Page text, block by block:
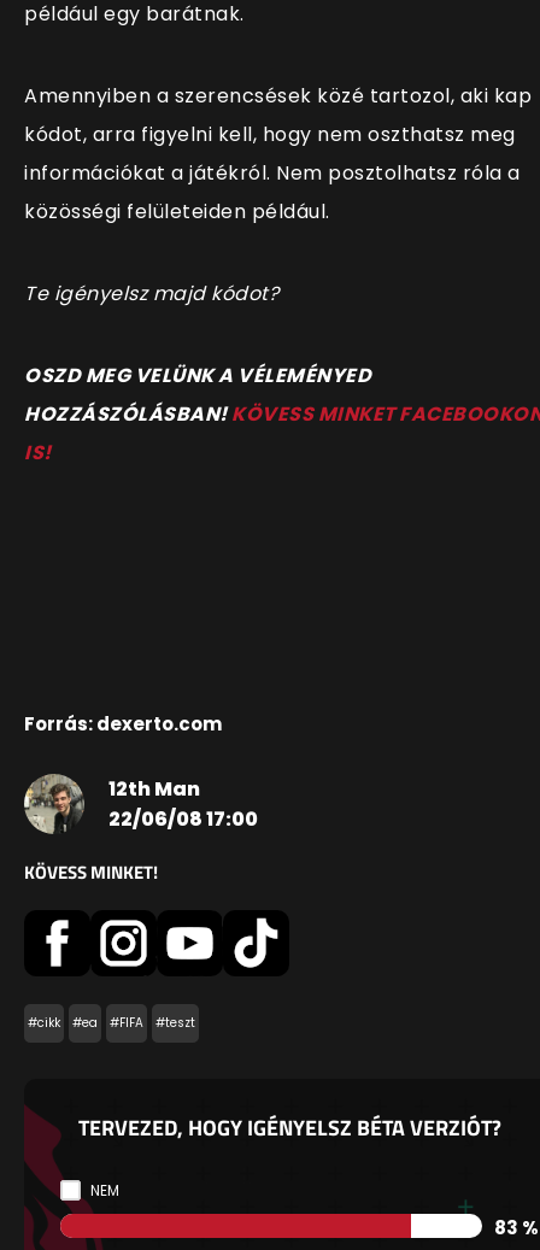
például egy barátnak.
Amennyiben a szerencsések közé tartozol, aki kap
kódot, arra figyelni kell, hogy nem oszthatsz meg
információkat a játékról. Nem posztolhatsz róla a
közösségi felületeiden például.
Te igényelsz majd kódot?
OSZD MEG VELÜNK A VÉLEMÉNYED
HOZZÁSZÓLÁSBAN!KÖVESS MINKET
IS!
Forrás: dexerto.com
12th Man
22/06/08 17:00
KÖVESS MINKET!
#cikk #ea #FIFA #teszt
TERVEZED, HOGY IGÉNYELSZ BÉTA VERZIÓT?
NEM
83 %